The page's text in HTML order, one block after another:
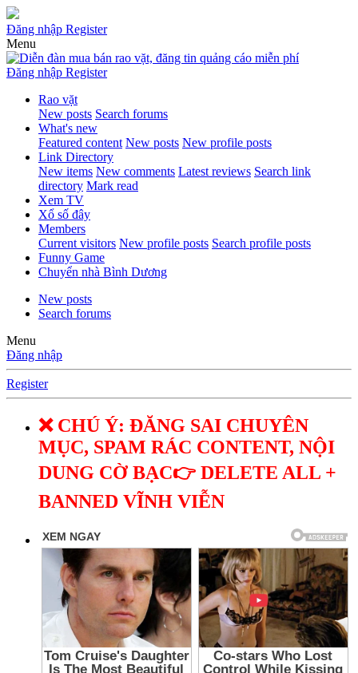
Đăng nhập Register
Menu
Đăng nhập Register
Rao vặt
New posts Search forums
What's new
Featured content New posts New profile posts
Link Directory
New items New comments Latest reviews Search link
directory Mark read
Xem TV
Xổ số đây
Members
Current visitors New profile posts Search profile posts
Funny Game
Chuyển nhà Bình Dương
New posts
Search forums
Menu
Đăng nhập
Register
❌ CHÚ Ý: ĐĂNG SAI CHUYÊN
MỤC, SPAM RÁC CONTENT, NỘI
DUNG CỜ BẠC👉 DELETE ALL +
BANNED VĨNH VIỄN